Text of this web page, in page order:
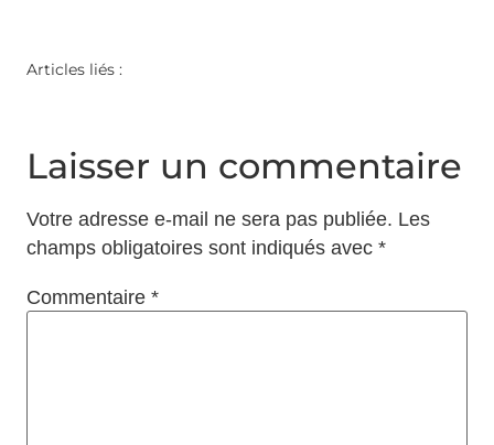
Articles liés :
Laisser un commentaire
Votre adresse e-mail ne sera pas publiée. Les
champs obligatoires sont indiqués avec *
Commentaire *